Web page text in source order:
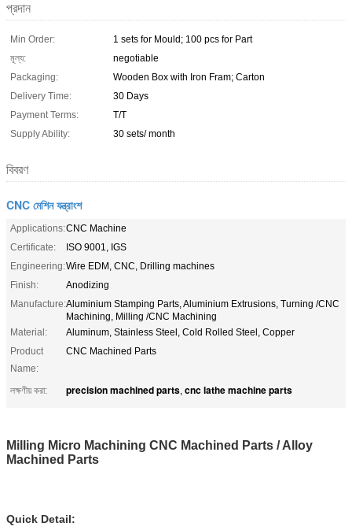
প্রদান
Min Order:
1 sets for Mould; 100 pcs for Part
মূল্য:
negotiable
Packaging:
Wooden Box with Iron Fram; Carton
Delivery Time:
30 Days
Payment Terms:
T/T
Supply Ability:
30 sets/ month
বিবরণ
CNC মেশিন যন্ত্রাংশ
Applications:CNC Machine
Certificate:
ISO 9001, IGS
Engineering:Wire EDM, CNC, Drilling machines
Finish:
Anodizing
Manufacture:Aluminium Stamping Parts, Aluminium Extrusions, Turning /CNC
Machining, Milling /CNC Machining
Material:
Aluminum, Stainless Steel, Cold Rolled Steel, Copper
Product
Name:
CNC Machined Parts
লক্ষণীয় করা: precision machined parts, cnc lathe machine parts
Milling Micro Machining CNC Machined Parts / Alloy
Machined Parts
Quick Detail: